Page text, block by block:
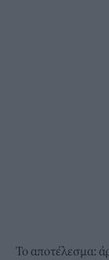
Το αποτέλεσμα: